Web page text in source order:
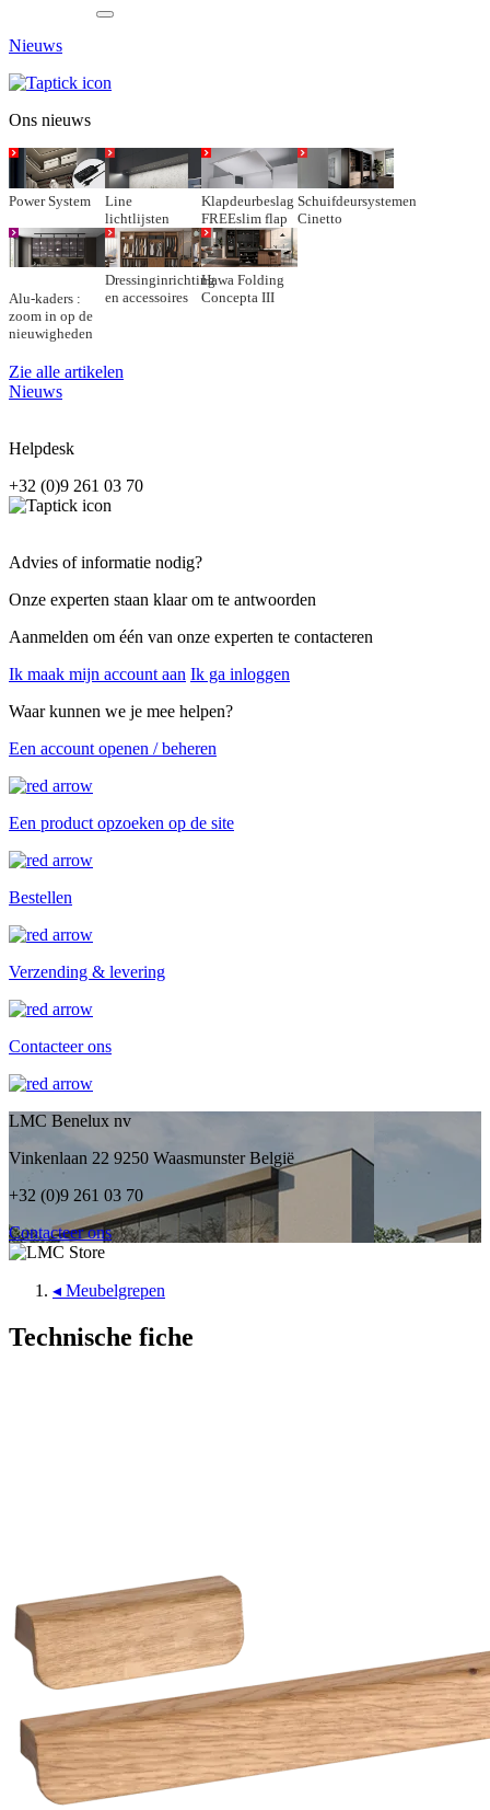
Nieuws
Ons nieuws
Power System
Line
lichtlijsten
Klapdeurbeslag
FREEslim flap
Schuifdeursystemen
Cinetto
Alu-kaders :
zoom in op de
nieuwigheden
Dressinginrichting
en accessoires
Hawa Folding
Concepta III
Zie alle artikelen
Nieuws
Helpdesk
+32 (0)9 261 03 70
Advies of informatie nodig?
Onze experten staan klaar om te antwoorden
Aanmelden om één van onze experten te contacteren
Ik maak mijn account aan Ik ga inloggen
Waar kunnen we je mee helpen?
Een account openen / beheren
Een product opzoeken op de site
Bestellen
Verzending & levering
Contacteer ons
LMC Benelux nv
Vinkenlaan 22 9250 Waasmunster België
+32 (0)9 261 03 70
Contacteer ons
◂ Meubelgrepen
Technische fiche